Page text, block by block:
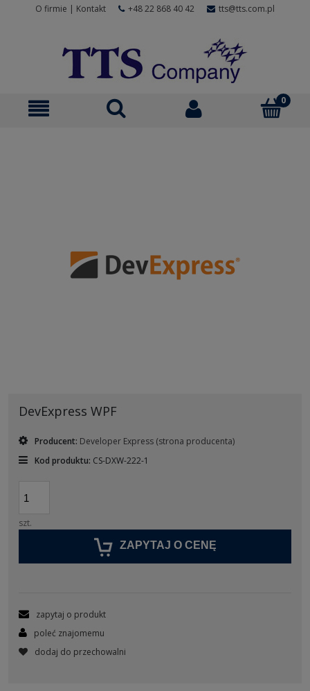
O firmie | Kontakt +48 22 868 40 42 tts@tts.com.pl
DevExpress WPF
Producent: Developer Express (strona producenta)
Kod produktu: CS-DXW-222-1
szt.
ZAPYTAJ O CENĘ
zapytaj o produkt
poleć znajomemu
dodaj do przechowalni